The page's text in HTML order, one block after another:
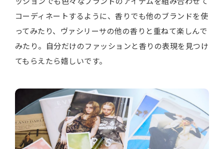
コーディネートするように、香りでも他のブランドを使
ってみたり、ヴァシリーサの他の香りと重ねて楽しんで
みたり。自分だけのファッションと香りの表現を見つけ
てもらえたら嬉しいです。